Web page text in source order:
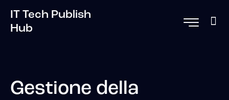
IT Tech Publish
Hub
Gestione della